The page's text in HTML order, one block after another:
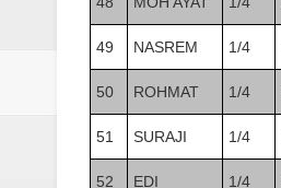
49 NASREM 1/4
50 ROHMAT 1/4
51 SURAJI 1/4
52 EDI 1/4